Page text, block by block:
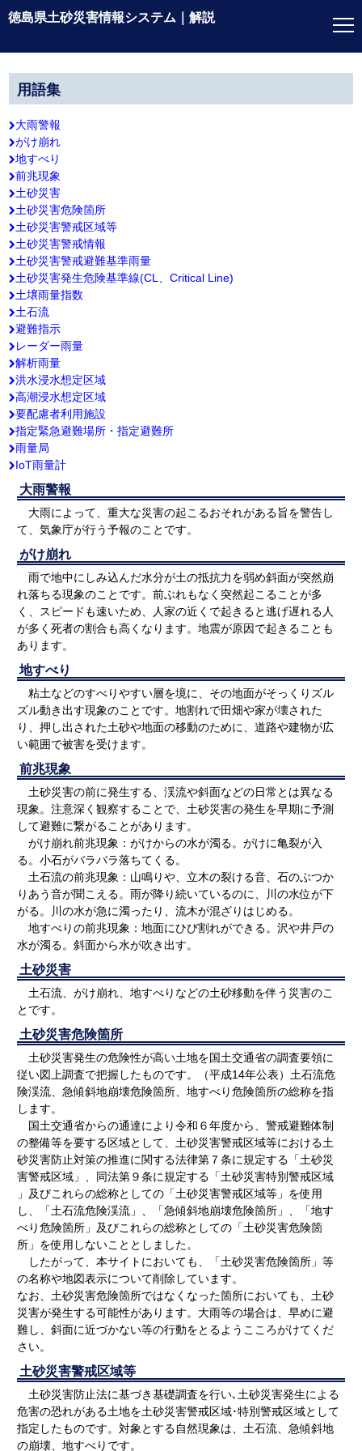
徳島県土砂災害情報システム｜解説
はじめに
利用上の注意点
徳島県土砂災害
操作方法
用語集
用語集
大雨警報
がけ崩れ
地すべり
前兆現象
土砂災害
土砂災害危険箇所
土砂災害警戒区域等
土砂災害警戒情報
土砂災害警戒避難基準雨量
土砂災害発生危険基準線(CL、Critical Line)
土壌雨量指数
土石流
避難指示
レーダー雨量
解析雨量
洪水浸水想定区域
高潮浸水想定区域
要配慮者利用施設
指定緊急避難場所・指定避難所
雨量局
IoT雨量計
大雨警報
大雨によって、重大な災害の起こるおそれがある旨を警告し
て、気象庁が行う予報のことです。
がけ崩れ
雨で地中にしみ込んだ水分が土の抵抗力を弱め斜面が突然崩
れ落ちる現象のことです。前ぶれもなく突然起こることが多
く、スピードも速いため、人家の近くで起きると逃げ遅れる人
が多く死者の割合も高くなります。地震が原因で起きることも
あります。
地すべり
粘土などのすべりやすい層を境に、その地面がそっくりズル
ズル動き出す現象のことです。地割れで田畑や家が壊された
り、押し出された土砂や地面の移動のために、道路や建物が広
い範囲で被害を受けます。
前兆現象
土砂災害の前に発生する、渓流や斜面などの日常とは異なる
現象。注意深く観察することで、土砂災害の発生を早期に予測
して避難に繋がることがあります。
がけ崩れ前兆現象：がけからの水が濁る。がけに亀裂が入
る。小石がバラバラ落ちてくる。
土石流の前兆現象：山鳴りや、立木の裂ける音、石のぶつか
りあう音が聞こえる。雨が降り続いているのに、川の水位が下
がる。川の水が急に濁ったり、流木が混ざりはじめる。
地すべりの前兆現象：地面にひび割れができる。沢や井戸の
水が濁る。斜面から水が吹き出す。
土砂災害
土石流、がけ崩れ、地すべりなどの土砂移動を伴う災害のこ
とです。
土砂災害危険箇所
土砂災害発生の危険性が高い土地を国土交通省の調査要領に
従い図上調査で把握したものです。（平成14年公表）土石流危
険渓流、急傾斜地崩壊危険箇所、地すべり危険箇所の総称を指
します。
国土交通省からの通達により令和６年度から、警戒避難体制
の整備等を要する区域として、土砂災害警戒区域等における土
砂災害防止対策の推進に関する法律第７条に規定する「土砂災
害警戒区域」、同法第９条に規定する「土砂災害特別警戒区域
」及びこれらの総称としての「土砂災害警戒区域等」を使用
し、「土石流危険渓流」、「急傾斜地崩壊危険箇所」、「地す
べり危険箇所」及びこれらの総称としての「土砂災害危険箇
所」を使用しないこととしました。
したがって、本サイトにおいても、「土砂災害危険箇所」等
の名称や地図表示について削除しています。
なお、土砂災害危険箇所ではなくなった箇所においても、土砂
災害が発生する可能性があります。大雨等の場合は、早めに避
難し、斜面に近づかない等の行動をとるようこころがけてくだ
さい。
土砂災害警戒区域等
土砂災害防止法に基づき基礎調査を行い､土砂災害発生による
危害の恐れがある土地を土砂災害警戒区域･特別警戒区域として
指定したものです。対象とする自然現象は、土石流、急傾斜地
の崩壊、地すべりです。